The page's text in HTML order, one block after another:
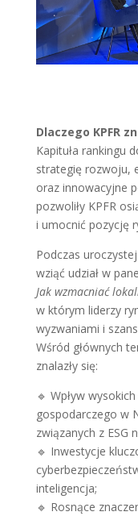
Dlaczego KPFR
Kapituła rankingu
strategię rozwoju,
oraz innowacyjne
pozwoliły KPFR
i umocnić pozycję
Podczas
wziąć udział w
Jak wzmacniać
w którym liderzy
wyzwaniami i
Wśród głównych
znalazły się:
🔹 Wpływ
gospodarczego w
związanych z ESG
🔹 Inwestycje
inteligencja;
🔹 Rosnące